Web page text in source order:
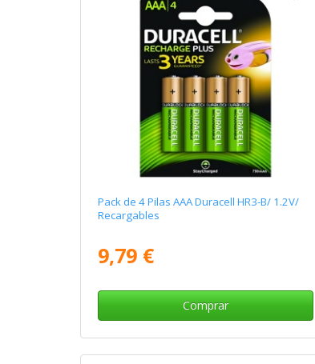
Pack de 4 Pilas AAA Duracell HR3-B/ 1.2V/
Recargables
9,79 €
Comprar